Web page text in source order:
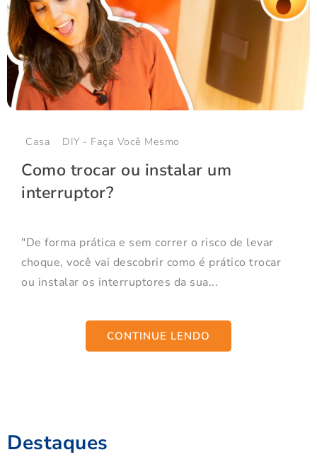
Casa DIY - Faça Você Mesmo
Como trocar ou instalar um
interruptor?
"De forma prática e sem correr o risco de levar
choque, você vai descobrir como é prático trocar
ou instalar os interruptores da sua...
CONTINUE LENDO
Destaques